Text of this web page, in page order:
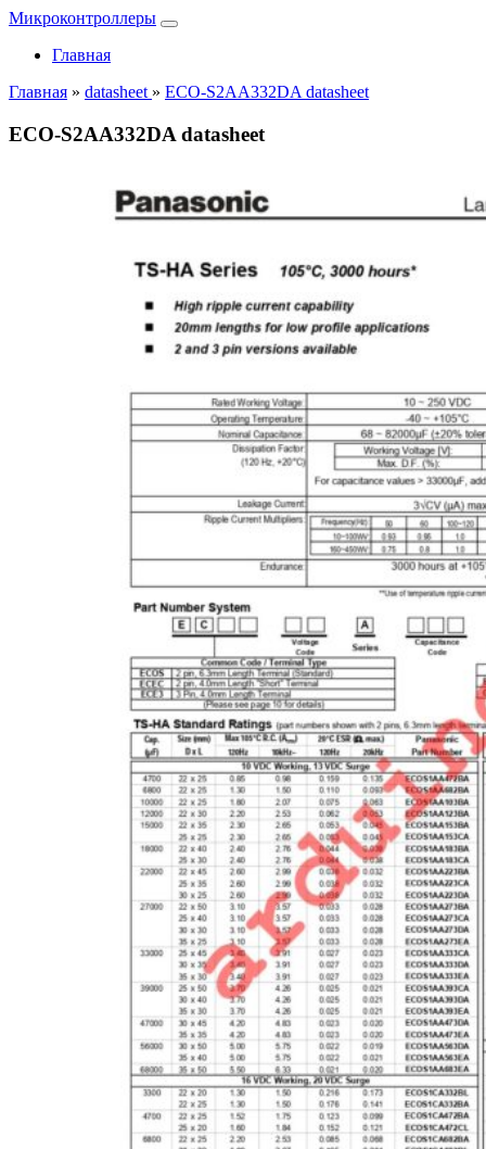
Микроконтроллеры
Главная
Главная » datasheet » ECO-S2AA332DA datasheet
ECO-S2AA332DA datasheet